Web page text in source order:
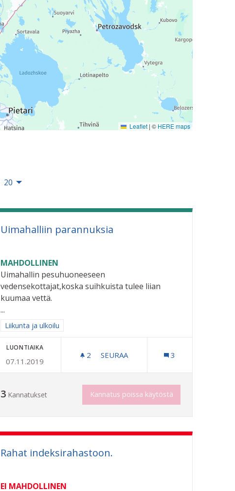
Leaflet | © HERE maps
20
Uimahalliin parannuksia
MAHDOLLINEN
Uimahallin pesuhuoneeseen
vedensekottajat,koska suihkuista tulee liian
kuumaa vettä.
...
Rajaa tulokset aihepiirin mukaan: Liikunta ja ulkoilu
Liikunta ja ulkoilu
LUONTIAIKA
07.11.2019
2 2 SEURAAJAA
SEURAA 3
3 Kannatukset Kannatus poissa käytöstä
Rahat indeksirahastoon.
EI MAHDOLLINEN